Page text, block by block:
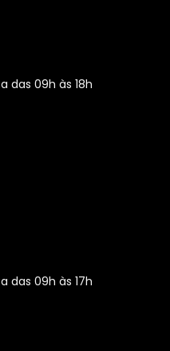
das 09h às 18h
das 09h às 17h